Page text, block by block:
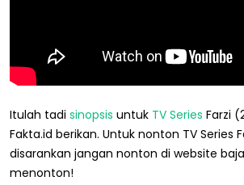
Itulah tadi sinopsis untuk TV Series Farzi
Fakta.id berikan. Untuk nonton TV Series
disarankan jangan nonton di website
menonton!